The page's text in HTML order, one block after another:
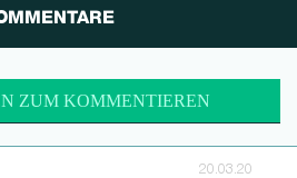
ZUM KOMMENTIEREN
20.03.20